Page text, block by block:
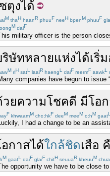
ตุงได้
M thaH haanR phuuF neeH bpenM phuuF
M daiF
military officer is the person
ริษัทหลายแห่งได้เริ่ม
M riH satL laaiR haengL daiF reermF aawkL
companies have begun to issue
ยความโชคดี มีโอ
F khwaamM cho:hkF deeM meeM o:hM gaatL
I had a change to be an
กาสได้ใกล้ชิดเสือ
M gaatL daiF glaiF chitH seuuaR kheuuM
opportunity we have to be close